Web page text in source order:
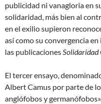
publicidad ni vanagloria en
solidaridad, más bien al
en el exilio supieron
así como su convergencia
las publicacionesSolidaridad
El tercer ensayo,
Albert Camus por parte de
anglófobos y